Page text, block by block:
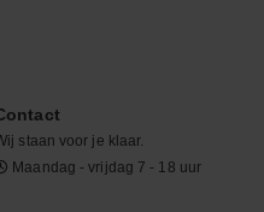
staan voor je klaar.
Maandag - vrijdag 7 - 18 uur